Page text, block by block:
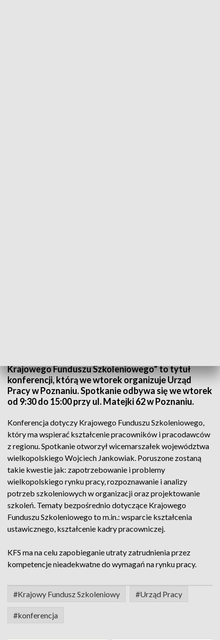
Krajowego Funduszu Szkoleniowego” to tytuł
konferencji, którą we wtorek organizuje Urząd
Pracy w Poznaniu. Spotkanie odbywa się we wtorek
od 9:30 do 15:00 przy ul. Matejki 62 w Poznaniu.
Konferencja dotyczy Krajowego Funduszu Szkoleniowego,
który ma wspierać kształcenie pracowników i pracodawców
z regionu. Spotkanie otworzył wicemarszałek województwa
wielkopolskiego Wojciech Jankowiak. Poruszone zostaną
takie kwestie jak: zapotrzebowanie i problemy
wielkopolskiego rynku pracy, rozpoznawanie i analizy
potrzeb szkoleniowych w organizacji oraz projektowanie
szkoleń. Tematy bezpośrednio dotyczące Krajowego
Funduszu Szkoleniowego to m.in.: wsparcie kształcenia
ustawicznego, kształcenie kadry pracowniczej.
KFS ma na celu zapobieganie utraty zatrudnienia przez
kompetencje nieadekwatne do wymagań na rynku pracy.
#Krajowy Fundusz Szkoleniowy #Urząd Pracy
#konferencja